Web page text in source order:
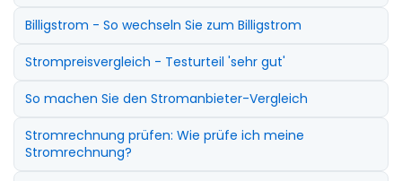
Billigstrom - So wechseln Sie zum Billigstrom
Strompreisvergleich - Testurteil 'sehr gut'
So machen Sie den Stromanbieter-Vergleich
Stromrechnung prüfen: Wie prüfe ich meine
Stromrechnung?